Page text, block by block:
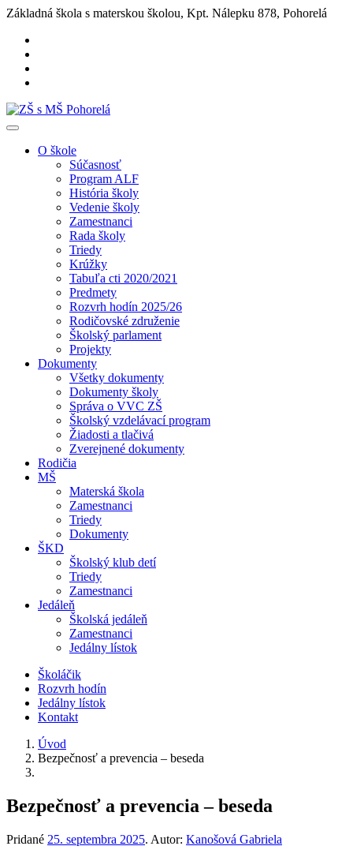
Základná škola s materskou školou, Kpt. Nálepku 878, Pohorelá
O škole
Súčasnosť
Program ALF
História školy
Vedenie školy
Zamestnanci
Rada školy
Triedy
Krúžky
Tabuľa cti 2020/2021
Predmety
Rozvrh hodín 2025/26
Rodičovské združenie
Školský parlament
Projekty
Dokumenty
Všetky dokumenty
Dokumenty školy
Správa o VVC ZŠ
Školský vzdelávací program
Žiadosti a tlačivá
Zverejnené dokumenty
Rodičia
MŠ
Materská škola
Zamestnanci
Triedy
Dokumenty
ŠKD
Školský klub detí
Triedy
Zamestnanci
Jedáleň
Školská jedáleň
Zamestnanci
Jedálny lístok
Školáčik
Rozvrh hodín
Jedálny lístok
Kontakt
Úvod
Bezpečnosť a prevencia – beseda
Bezpečnosť a prevencia – beseda
Pridané 25. septembra 2025. Autor: Kanošová Gabriela